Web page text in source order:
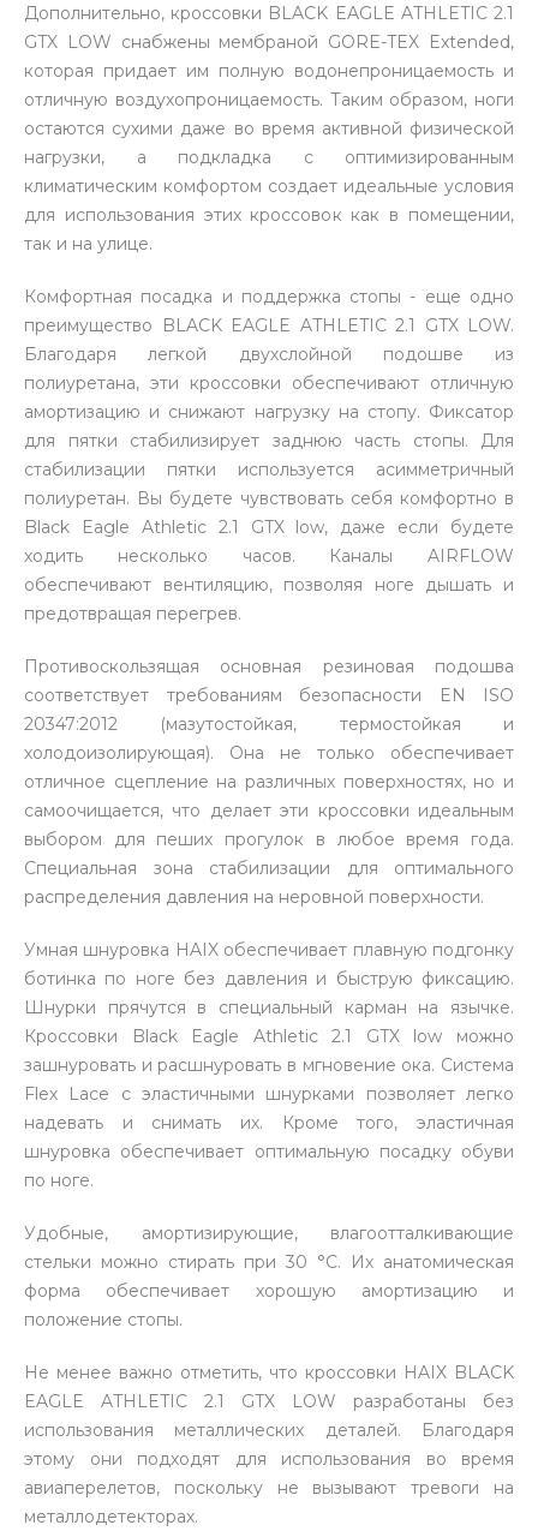
Дополнительно, кроссовки BLACK EAGLE ATHLETIC 2.1
GTX LOW снабжены мембраной GORE-TEX Extended,
которая придает им полную водонепроницаемость и
отличную воздухопроницаемость. Таким образом, ноги
остаются сухими даже во время активной физической
нагрузки, а подкладка с оптимизированным
климатическим комфортом создает идеальные условия
для использования этих кроссовок как в помещении,
так и на улице.
Комфортная посадка и поддержка стопы - еще одно
преимущество BLACK EAGLE ATHLETIC 2.1 GTX LOW.
Благодаря легкой двухслойной подошве из
полиуретана, эти кроссовки обеспечивают отличную
амортизацию и снижают нагрузку на стопу. Фиксатор
для пятки стабилизирует заднюю часть стопы. Для
стабилизации пятки используется асимметричный
полиуретан. Вы будете чувствовать себя комфортно в
Black Eagle Athletic 2.1 GTX low, даже если будете
ходить несколько часов. Каналы AIRFLOW
обеспечивают вентиляцию, позволяя ноге дышать и
предотвращая перегрев.
Противоскользящая основная резиновая подошва
соответствует требованиям безопасности EN ISO
20347:2012 (мазутостойкая, термостойкая и
холодоизолирующая). Она не только обеспечивает
отличное сцепление на различных поверхностях, но и
самоочищается, что делает эти кроссовки идеальным
выбором для пеших прогулок в любое время года.
Специальная зона стабилизации для оптимального
распределения давления на неровной поверхности.
Умная шнуровка HAIX обеспечивает плавную подгонку
ботинка по ноге без давления и быструю фиксацию.
Шнурки прячутся в специальный карман на язычке.
Кроссовки Black Eagle Athletic 2.1 GTX low можно
зашнуровать и расшнуровать в мгновение ока. Система
Flex Lace с эластичными шнурками позволяет легко
надевать и снимать их. Кроме того, эластичная
шнуровка обеспечивает оптимальную посадку обуви
по ноге.
Удобные, амортизирующие, влагоотталкивающие
стельки можно стирать при 30 °C. Их анатомическая
форма обеспечивает хорошую амортизацию и
положение стопы.
Не менее важно отметить, что кроссовки HAIX BLACK
EAGLE ATHLETIC 2.1 GTX LOW разработаны без
использования металлических деталей. Благодаря
этому они подходят для использования во время
авиаперелетов, поскольку не вызывают тревоги на
металлодетекторах.